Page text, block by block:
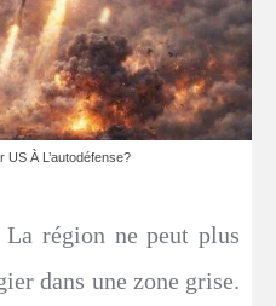
US À L’autodéfense?
La région ne peut plus
dans une zone grise.